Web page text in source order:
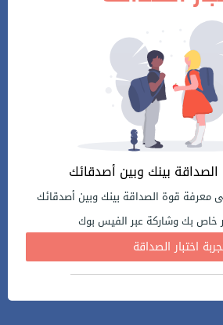
بينك وبين أصدقائك
معرفة قوة الصداقة بينك وبين أصدقائك
خاص بك وشاركة عبر الفيس بوك
اختبار الصداقة